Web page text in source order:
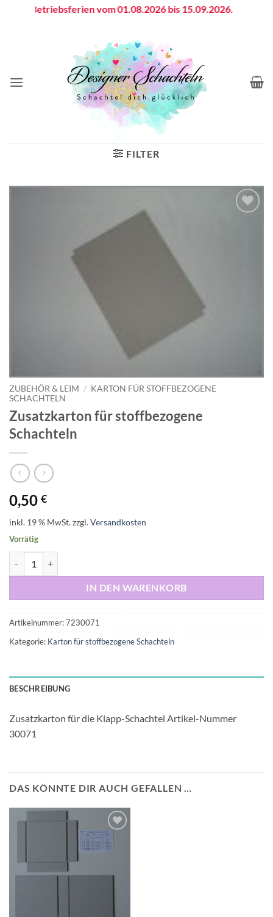
Betriebsferien vom 01.08.2026 bis 15.09.2026.
FILTER
ZUBEHÖR & LEIM / KARTON FÜR STOFFBEZOGENE
SCHACHTELN
Zusatzkarton für stoffbezogene
Schachteln
0,50 €
inkl. 19 % MwSt.zzgl.Versandkosten
Vorrätig
IN DEN WARENKORB
Artikelnummer:7230071
Kategorie: Karton für stoffbezogene Schachteln
BESCHREIBUNG
Zusatzkarton für die Klapp-Schachtel Artikel-Nummer
30071
DAS KÖNNTE DIR AUCH GEFALLEN …
Auf die
Wunschliste